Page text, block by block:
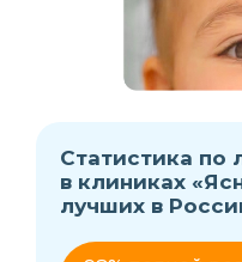
Статистика по
в клиниках
лучших в